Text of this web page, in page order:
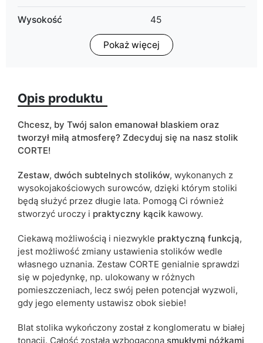
Wysokość 45
80
Kolorystyka
ean13 5904870899076
Ze względu na proces produkcyjny i właściwości materiałów,
możliwe są tolerancje wymiarowe na poziomie +/- 2–3 cm.
Pokaż więcej
Opis produktu
Chcesz, by Twój salon emanował blaskiem oraz
tworzył miłą atmosferę? Zdecyduj się na nasz stolik
CORTE!
Zestaw, dwóch subtelnych stolików, wykonanych z
wysokojakościowych surowców, dzięki którym stoliki
będą służyć przez długie lata. Pomogą Ci również
stworzyć uroczy i praktyczny kącik kawowy.
Ciekawą możliwością i niezwykle praktyczną funkcją,
jest możliwość zmiany ustawienia stolików wedle
własnego uznania. Zestaw CORTE genialnie sprawdzi
się w pojedynkę, np. ulokowany w różnych
pomieszczeniach, lecz swój pełen potencjał wyzwoli,
gdy jego elementy ustawisz obok siebie!
Blat stolika wykończony został z konglomeratu w białej
tonacji. Całość została wzbogacona smukłymi nóżkami